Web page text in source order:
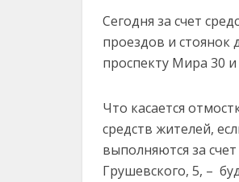
Сегодня за счет
проездов и стоянок
проспекту Мира 30 и
Что касается
средств жителей,
выполняются за
Грушевского, 5, –